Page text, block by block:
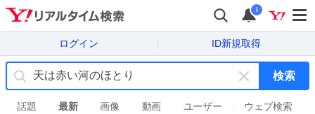
i
ログイン ID新規取得
キ
ー
検索
話題 最新 画像 動画 ユーザー ウェブ検索